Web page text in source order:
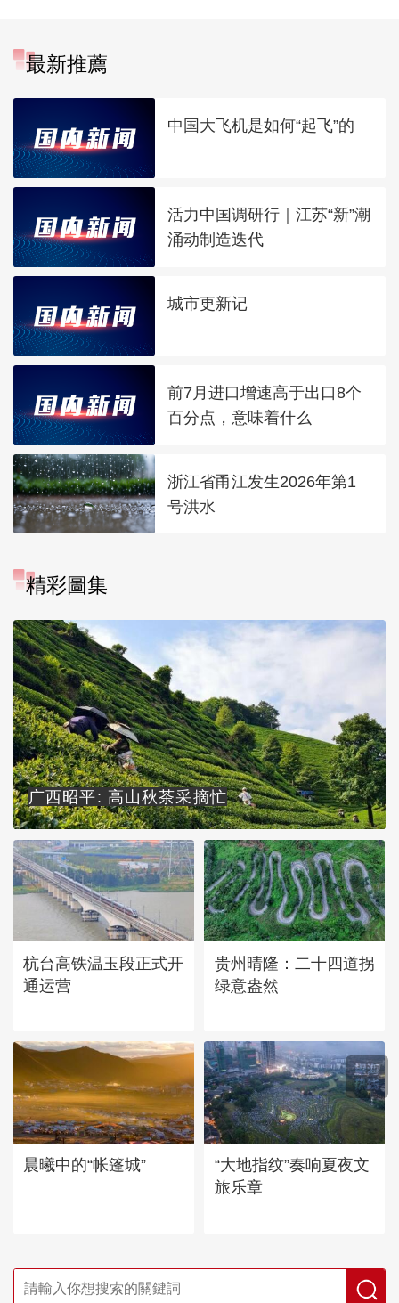
最新推薦
中国大飞机是如何“起飞”的
活力中国调研行｜江苏“新”潮
涌动制造迭代
城市更新记
前7月进口增速高于出口8个
百分点，意味着什么
浙江省甬江发生2026年第1
号洪水
精彩圖集
广西昭平: 高山秋茶采摘忙
杭台高铁温玉段正式开
通运营
贵州晴隆：二十四道拐
绿意盎然
晨曦中的“帐篷城”
“大地指纹”奏响夏夜文
旅乐章